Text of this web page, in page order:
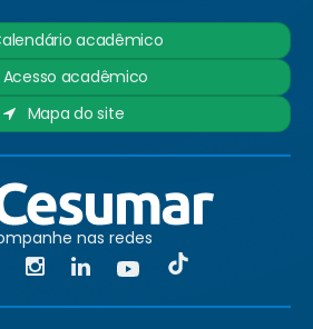
acadêmico
acadêmico
Mapa do site
nas redes